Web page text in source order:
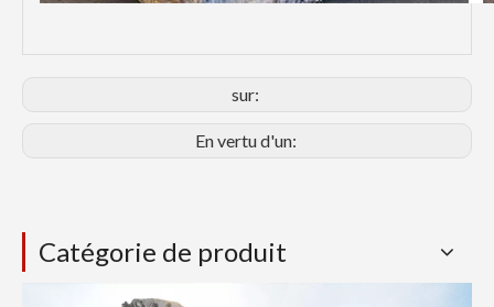
sur:
En vertu d'un:
Catégorie de produit